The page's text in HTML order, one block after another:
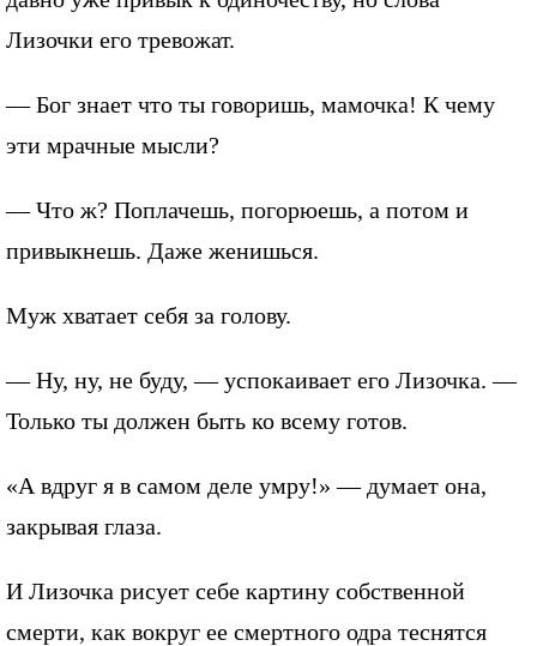
Лизочки его тревожат.
— Бог знает что ты говоришь, мамочка! К чему
эти мрачные мысли?
— Что ж? Поплачешь, погорюешь, а потом и
привыкнешь. Даже женишься.
Муж хватает себя за голову.
— Ну, ну, не буду, — успокаивает его Лизочка. —
Только ты должен быть ко всему готов.
«А вдруг я в самом деле умру!» — думает она,
закрывая глаза.
И Лизочка рисует себе картину собственной
смерти, как вокруг ее смертного одра теснятся